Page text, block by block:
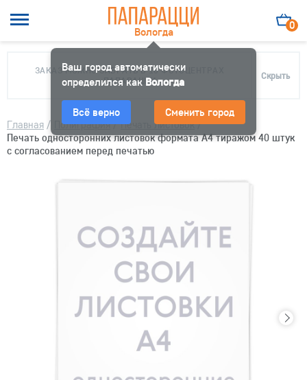
Вологда
Ваш город автоматически
определился как Вологда
Всё верно Сменить город
0
ЗАКАЗ МОЖНО ЗАБРАТЬ В 10 ФОТОЦЕНТРАХ
ПАПАРАЦЦИ
Скрыть
Главная / Полиграфия/ Печать листовок/
Печать односторонних листовок формата А4 тиражом 40 штук
с согласованием перед печатью